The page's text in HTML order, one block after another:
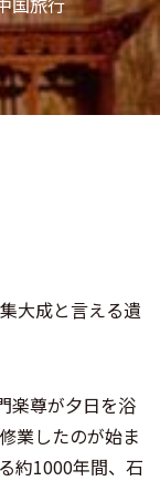
大成と言える遺
楽尊が夕日を浴
業したのが始ま
約1000年間、石